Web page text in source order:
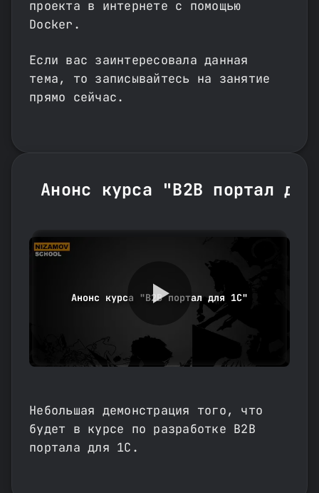
проекта в интернете с помощью
Docker.
Если вас заинтересовала данная
тема, то записывайтесь на занятие
прямо сейчас.
Анонс курса "B2B портал
Анонс курса "B2B портал для 1С"
Небольшая демонстрация того, что
будет в курсе по разработке B2B
портала для 1С.